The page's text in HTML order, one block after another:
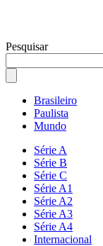
Pesquisar
Brasileiro
Paulista
Mundo
Série A
Série B
Série C
Série A1
Série A2
Série A3
Série A4
Internacional